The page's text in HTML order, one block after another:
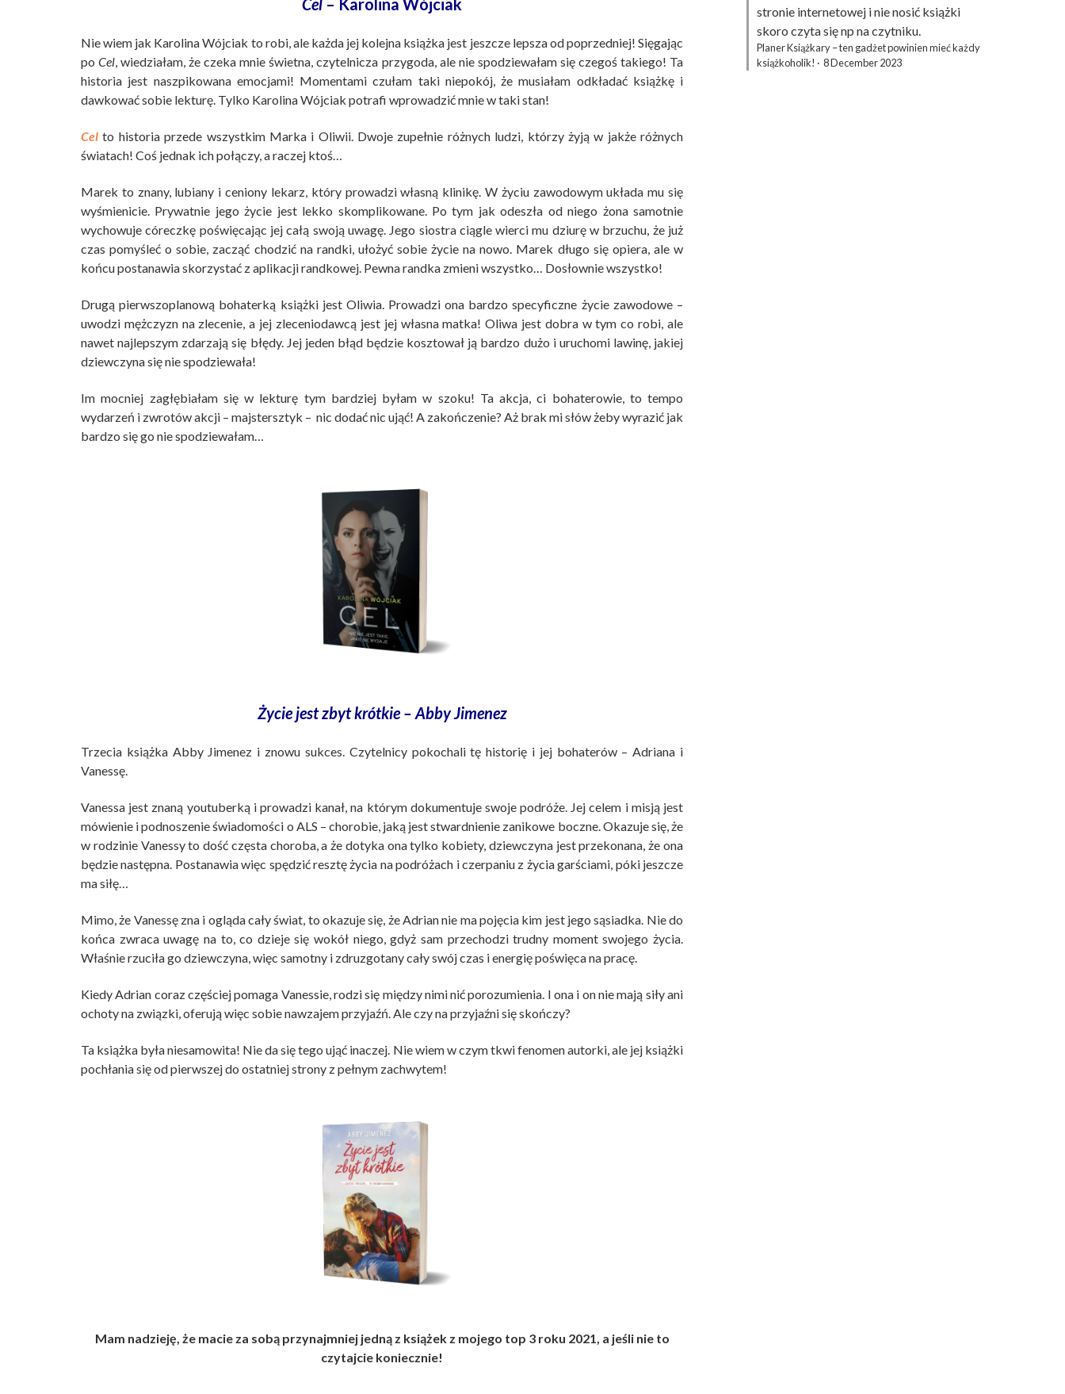
Cel – Karolina Wójciak
Nie wiem jak Karolina Wójciak to robi, ale każda jej kolejna książka jest jeszcze lepsza od poprzedniej! Sięgając
poCel, wiedziałam, że czeka mnie świetna, czytelnicza przygoda, ale nie spodziewałam się czegoś takiego! Ta
historia jest naszpikowana emocjami! Momentami czułam taki niepokój, że musiałam odkładać książkę i
dawkować sobie lekturę. Tylko Karolina Wójciak potrafi wprowadzić mnie w taki stan!
Cel to historia przede wszystkim Marka i Oliwii. Dwoje zupełnie różnych ludzi, którzy żyją w jakże różnych
światach! Coś jednak ich połączy, a raczej ktoś…
Marek to znany, lubiany i ceniony lekarz, który prowadzi własną klinikę. W życiu zawodowym układa mu się
wyśmienicie. Prywatnie jego życie jest lekko skomplikowane. Po tym jak odeszła od niego żona samotnie
wychowuje córeczkę poświęcając jej całą swoją uwagę. Jego siostra ciągle wierci mu dziurę w brzuchu, że już
czas pomyśleć o sobie, zacząć chodzić na randki, ułożyć sobie życie na nowo. Marek długo się opiera, ale w
końcu postanawia skorzystać z aplikacji randkowej. Pewna randka zmieni wszystko… Dosłownie wszystko!
Drugą pierwszoplanową bohaterką książki jest Oliwia. Prowadzi ona bardzo specyficzne życie zawodowe –
uwodzi mężczyzn na zlecenie, a jej zleceniodawcą jest jej własna matka! Oliwa jest dobra w tym co robi, ale
nawet najlepszym zdarzają się błędy. Jej jeden błąd będzie kosztował ją bardzo dużo i uruchomi lawinę, jakiej
dziewczyna się nie spodziewała!
Im mocniej zagłębiałam się w lekturę tym bardziej byłam w szoku! Ta akcja, ci bohaterowie, to tempo
wydarzeń i zwrotów akcji – majstersztyk – nic dodać nic ująć! A zakończenie? Aż brak mi słów żeby wyrazić jak
bardzo się go nie spodziewałam…
Życie jest zbyt krótkie – Abby Jimenez
Trzecia książka Abby Jimenez i znowu sukces. Czytelnicy pokochali tę historię i jej bohaterów – Adriana i
Vanessę.
Vanessa jest znaną youtuberką i prowadzi kanał, na którym dokumentuje swoje podróże. Jej celem i misją jest
mówienie i podnoszenie świadomości o ALS – chorobie, jaką jest stwardnienie zanikowe boczne. Okazuje się, że
w rodzinie Vanessy to dość częsta choroba, a że dotyka ona tylko kobiety, dziewczyna jest przekonana, że ona
będzie następna. Postanawia więc spędzić resztę życia na podróżach i czerpaniu z życia garściami, póki jeszcze
ma siłę…
Mimo, że Vanessę zna i ogląda cały świat, to okazuje się, że Adrian nie ma pojęcia kim jest jego sąsiadka. Nie do
końca zwraca uwagę na to, co dzieje się wokół niego, gdyż sam przechodzi trudny moment swojego życia.
Właśnie rzuciła go dziewczyna, więc samotny i zdruzgotany cały swój czas i energię poświęca na pracę.
Kiedy Adrian coraz częściej pomaga Vanessie, rodzi się między nimi nić porozumienia. I ona i on nie mają siły ani
ochoty na związki, oferują więc sobie nawzajem przyjaźń. Ale czy na przyjaźni się skończy?
Ta książka była niesamowita! Nie da się tego ująć inaczej. Nie wiem w czym tkwi fenomen autorki, ale jej książki
pochłania się od pierwszej do ostatniej strony z pełnym zachwytem!
Mam nadzieję, że macie za sobą przynajmniej jedną z książek z mojego top 3 roku 2021, a jeśli nie to
czytajcie koniecznie!
stronie internetowej i nie nosić książki
skoro czyta się np na czytniku.
Planer Książkary – ten gadżet powinien mieć każdy
książkoholik! · 8 December 2023